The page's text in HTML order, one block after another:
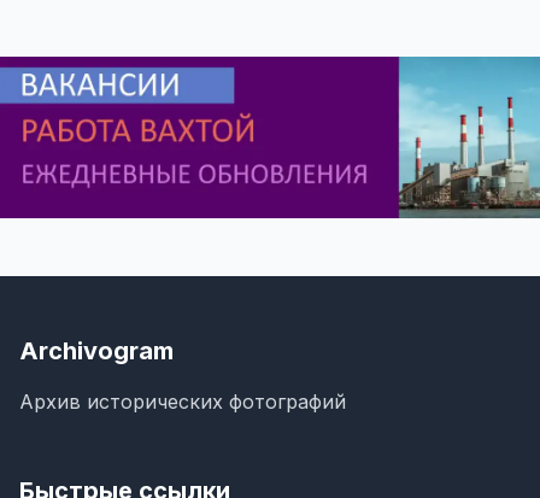
Archivogram
Архив исторических фотографий
Быстрые ссылки